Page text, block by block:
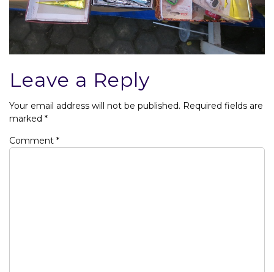
Leave a Reply
Your email address will not be published. Required fields are
marked *
Comment *